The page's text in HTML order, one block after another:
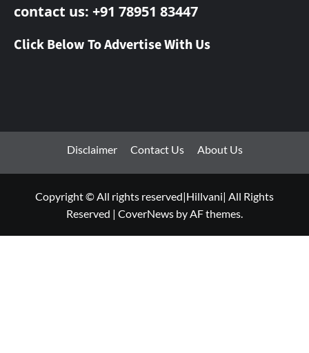
contact us: +91 78951 83447
Click Below To Advertise With Us
Disclaimer Contact Us About Us
Copyright © All rights reserved|Hillvani| All Rights
Reserved | CoverNews by AF themes.